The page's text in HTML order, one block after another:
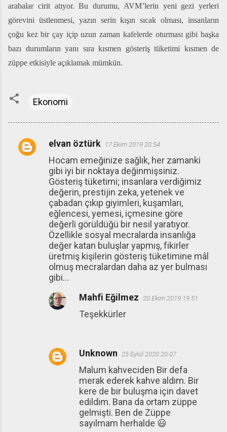
arabalar cirit atıyor. Bu durumu, AVM’lerin yeni gezi yerleri
görevini üstlenmesi, yazın serin kışın sıcak olması, insanların
çoğu kez bir çay içip uzun zaman kafelerde oturması gibi başka
bazı durumların yanı sıra kısmen gösteriş tüketimi kısmen de
züppe etkisiyle açıklamak mümkün.
Ekonomi
Y
elvan öztürk 17 Ekim 2019 20:54
Hocam emeğinize sağlık, her zamanki
gibi iyi bir noktaya değinmişsiniz.
Gösteriş tüketimi; insanlara verdiğimiz
değerin, prestijin zeka, yetenek ve
çabadan çıkıp giyimleri, kuşamları,
eğlencesi, yemesi, içmesine göre
değerli görüldüğü bir nesil yaratıyor.
Özellikle sosyal mecralarda insanlığa
değer katan buluşlar yapmış, fikirler
üretmiş kişilerin gösteriş tüketimine mâl
olmuş mecralardan daha az yer bulması
gibi...
Mahfi Eğilmez 20 Ekim 2019 19:51
Teşekkürler
Unknown 25 Eylül 2020 20:07
Malum kahveciden Bir defa
merak ederek kahve aldım. Bir
kere de bir buluşma için davet
edildim. Bana da ortam züppe
gelmişti. Ben de Züppe
sayılmam herhalde 😃